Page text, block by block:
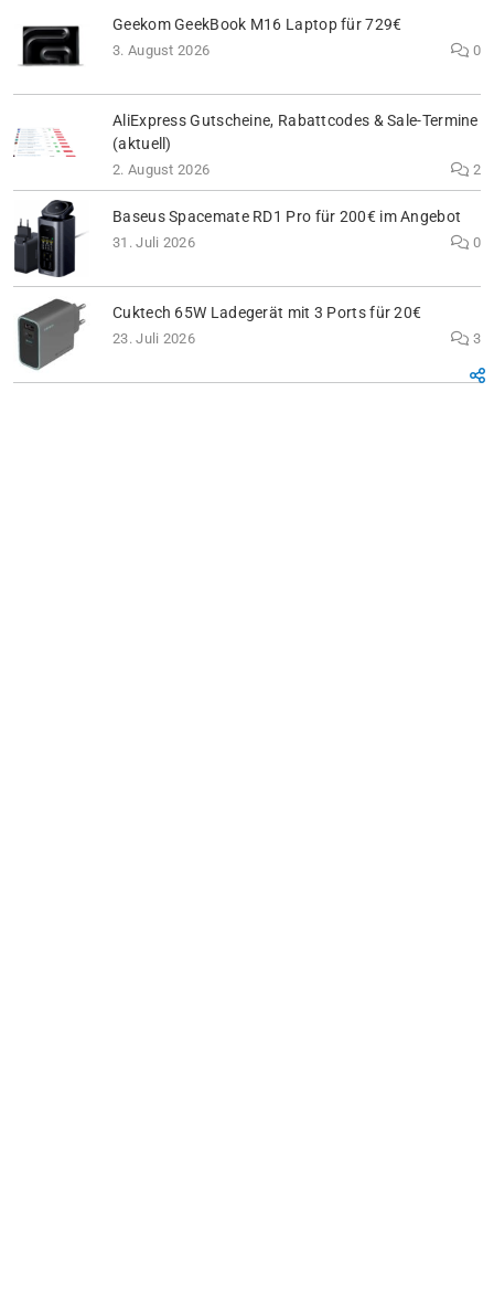
Geekom GeekBook M16 Laptop für 729€
3. August 2026 0
AliExpress Gutscheine, Rabattcodes & Sale-Termine
(aktuell)
2. August 2026 2
Baseus Spacemate RD1 Pro für 200€ im Angebot
31. Juli 2026 0
Cuktech 65W Ladegerät mit 3 Ports für 20€
23. Juli 2026 3